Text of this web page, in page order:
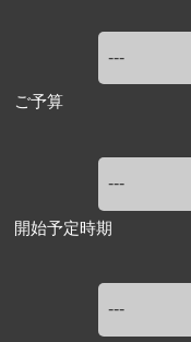
ご予算
開始予定時期